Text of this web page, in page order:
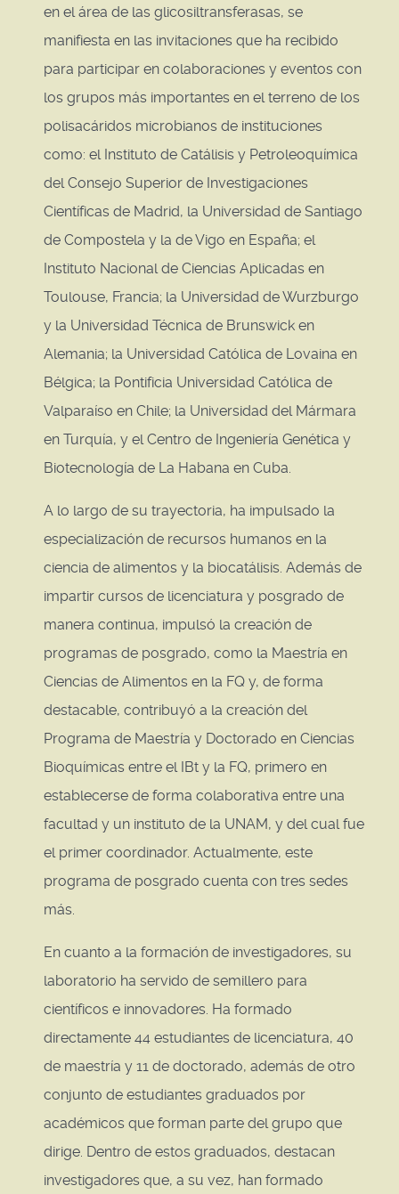
en el área de las glicosiltransferasas, se
manifiesta en las invitaciones que ha recibido
para participar en colaboraciones y eventos con
los grupos más importantes en el terreno de los
polisacáridos microbianos de instituciones
como: el Instituto de Catálisis y Petroleoquímica
del Consejo Superior de Investigaciones
Científicas de Madrid, la Universidad de Santiago
de Compostela y la de Vigo en España; el
Instituto Nacional de Ciencias Aplicadas en
Toulouse, Francia; la Universidad de Wurzburgo
y la Universidad Técnica de Brunswick en
Alemania; la Universidad Católica de Lovaina en
Bélgica; la Pontificia Universidad Católica de
Valparaíso en Chile; la Universidad del Mármara
en Turquía, y el Centro de Ingeniería Genética y
Biotecnología de La Habana en Cuba.
A lo largo de su trayectoria, ha impulsado la
especialización de recursos humanos en la
ciencia de alimentos y la biocatálisis. Además de
impartir cursos de licenciatura y posgrado de
manera continua, impulsó la creación de
programas de posgrado, como la Maestría en
Ciencias de Alimentos en la FQ y, de forma
destacable, contribuyó a la creación del
Programa de Maestría y Doctorado en Ciencias
Bioquímicas entre el IBt y la FQ, primero en
establecerse de forma colaborativa entre una
facultad y un instituto de la UNAM, y del cual fue
el primer coordinador. Actualmente, este
programa de posgrado cuenta con tres sedes
más.
En cuanto a la formación de investigadores, su
laboratorio ha servido de semillero para
científicos e innovadores. Ha formado
directamente 44 estudiantes de licenciatura, 40
de maestría y 11 de doctorado, además de otro
conjunto de estudiantes graduados por
académicos que forman parte del grupo que
dirige. Dentro de estos graduados, destacan
investigadores que, a su vez, han formado